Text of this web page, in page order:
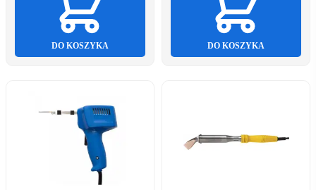
DO KOSZYKA DO KOSZYKA